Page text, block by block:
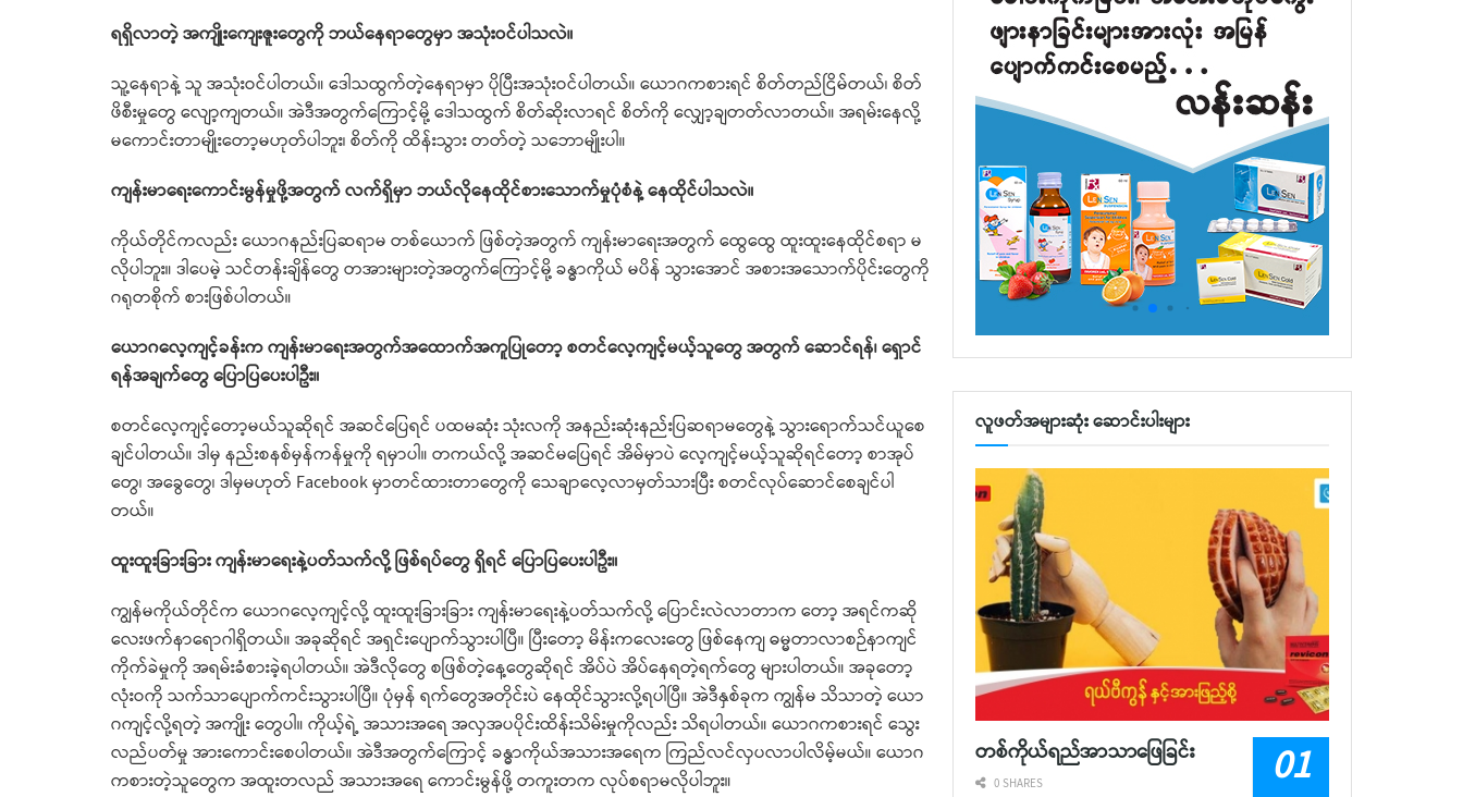
ရရှိလာတဲ့ အကျိုးကျေးဇူးတွေကို ဘယ်နေရာတွေမှာ အသုံးဝင်ပါသလဲ။
သူ့နေရာနဲ့ သူ အသုံးဝင်ပါတယ်။ ဒေါသထွက်တဲ့နေရာမှာ ပိုပြီးအသုံးဝင်ပါတယ်။ ယောဂကစားရင် စိတ်တည်ငြိမ်တယ်၊ စိတ်
ဖိစီးမှုတွေ လျော့ကျတယ်။ အဲဒီအတွက်ကြောင့်မို့ ဒေါသထွက် စိတ်ဆိုးလာရင် စိတ်ကို လျှော့ချတတ်လာတယ်။ အရမ်းနေလို့
မကောင်းတာမျိုးတော့မဟုတ်ပါဘူး၊ စိတ်ကို ထိန်းသွား တတ်တဲ့ သဘောမျိုးပါ။
ကျန်းမာရေးကောင်းမွန်မှုဖို့အတွက် လက်ရှိမှာ ဘယ်လိုနေထိုင်စားသောက်မှုပုံစံနဲ့ နေထိုင်ပါသလဲ။
ကိုယ်တိုင်ကလည်း ယောဂနည်းပြဆရာမ တစ်ယောက် ဖြစ်တဲ့အတွက် ကျန်းမာရေးအတွက် ထွေထွေ ထူးထူးနေထိုင်စရာ မ
လိုပါဘူး။ ဒါပေမဲ့ သင်တန်းချိန်တွေ တအားများတဲ့အတွက်ကြောင့်မို့ ခန္ဓာကိုယ် မပိန် သွားအောင် အစားအသောက်ပိုင်းတွေကို
ဂရုတစိုက် စားဖြစ်ပါတယ်။
ယောဂလေ့ကျင့်ခန်းက ကျန်းမာရေးအတွက်အထောက်အကူပြုတော့ စတင်လေ့ကျင့်မယ့်သူတွေ အတွက် ဆောင်ရန်၊ ရှောင်
ရန်အချက်တွေ ပြောပြပေးပါဦး။
စတင်လေ့ကျင့်တော့မယ်သူဆိုရင် အဆင်ပြေရင် ပထမဆုံး သုံးလကို အနည်းဆုံးနည်းပြဆရာမတွေနဲ့ သွားရောက်သင်ယူစေ
ချင်ပါတယ်။ ဒါမှ နည်းစနစ်မှန်ကန်မှုကို ရမှာပါ။ တကယ်လို့ အဆင်မပြေရင် အိမ်မှာပဲ လေ့ကျင့်မယ့်သူဆိုရင်တော့ စာအုပ်
တွေ၊ အခွေတွေ၊ ဒါမှမဟုတ် Facebook မှာတင်ထားတာတွေကို သေချာလေ့လာမှတ်သားပြီး စတင်လုပ်ဆောင်စေချင်ပါ
တယ်။
ထူးထူးခြားခြား ကျန်းမာရေးနဲ့ပတ်သက်လို့ ဖြစ်ရပ်တွေ ရှိရင် ပြောပြပေးပါဦး။
ကျွန်မကိုယ်တိုင်က ယောဂလေ့ကျင့်လို့ ထူးထူးခြားခြား ကျန်းမာရေးနဲ့ပတ်သက်လို့ ပြောင်းလဲလာတာက တော့ အရင်ကဆို
လေးဖက်နာရောဂါရှိတယ်။ အခုဆိုရင် အရှင်းပျောက်သွားပါပြီ။ ပြီးတော့ မိန်းကလေးတွေ ဖြစ်နေကျ ဓမ္မတာလာစဉ်နာကျင်
ကိုက်ခဲမှုကို အရမ်းခံစားခဲ့ရပါတယ်။ အဲဒီလိုတွေ စဖြစ်တဲ့နေ့တွေဆိုရင် အိပ်ပဲ အိပ်နေရတဲ့ရက်တွေ များပါတယ်။ အခုတော့
လုံးဝကို သက်သာပျောက်ကင်းသွားပါပြီ။ ပုံမှန် ရက်တွေအတိုင်းပဲ နေထိုင်သွားလို့ရပါပြီ။ အဲဒီနှစ်ခုက ကျွန်မ သိသာတဲ့ ယော
ဂကျင့်လို့ရတဲ့ အကျိုး တွေပါ။ ကိုယ့်ရဲ့ အသားအရေ အလှအပပိုင်းထိန်းသိမ်းမှုကိုလည်း သိရပါတယ်။ ယောဂကစားရင် သွေး
လည်ပတ်မှု အားကောင်းစေပါတယ်။ အဲဒီအတွက်ကြောင့် ခန္ဓာကိုယ်အသားအရေက ကြည်လင်လှပလာပါလိမ့်မယ်။ ယောဂ
ကစားတဲ့သူတွေက အထူးတလည် အသားအရေ ကောင်းမွန်ဖို့ တကူးတက လုပ်စရာမလိုပါဘူး။
လူဖတ်အများဆုံး ဆောင်းပါးများ
တစ်ကိုယ်ရည်အာသာဖြေခြင်း
0 SHARES